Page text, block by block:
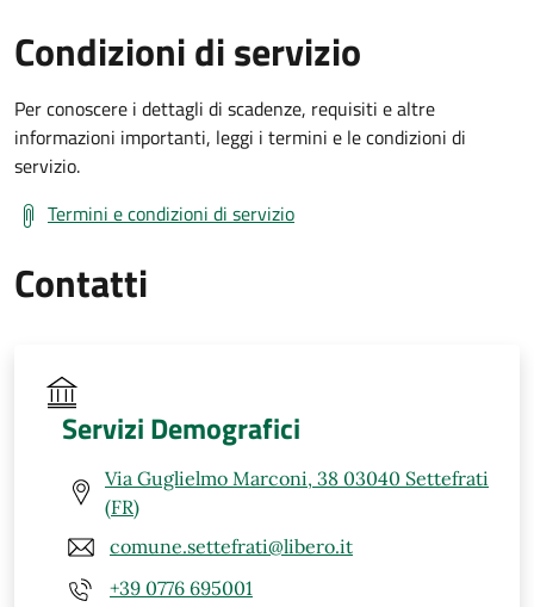
Condizioni di servizio
Per conoscere i dettagli di scadenze, requisiti e altre
informazioni importanti, leggi i termini e le condizioni di
servizio.
Termini e condizioni di servizio
Contatti
Servizi Demografici
Via Guglielmo Marconi, 38 03040 Settefrati
(FR)
comune.settefrati@libero.it
+39 0776 695001